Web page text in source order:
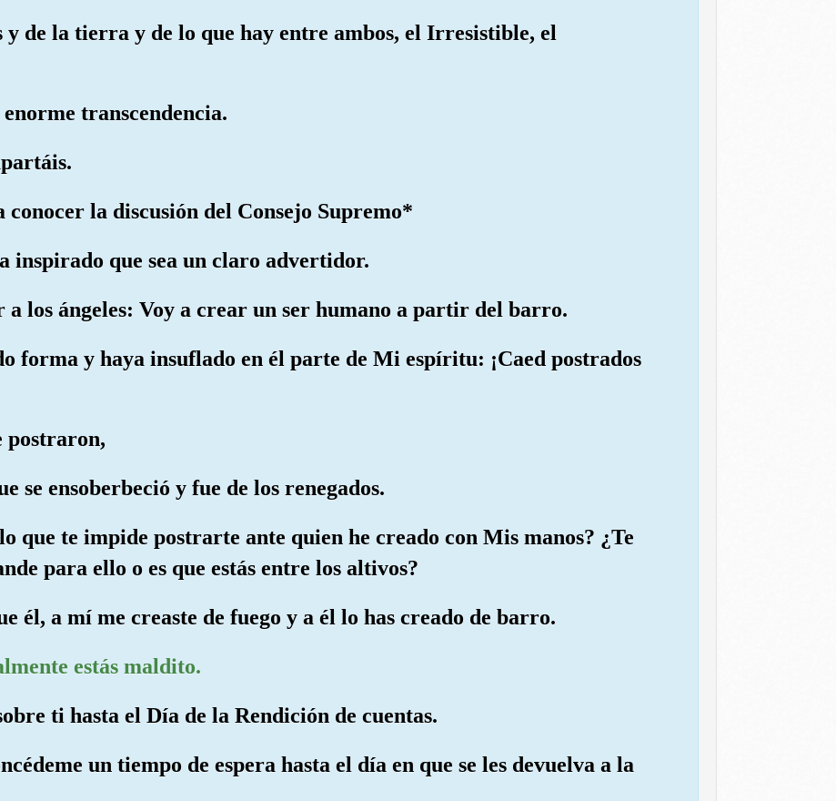
y de la tierra y de lo que hay entre ambos, el Irresistible, el
transcendencia.
conocer la discusión del Consejo Supremo*
inspirado que sea un claro advertidor.
a los ángeles: Voy a crear un ser humano a partir del barro.
forma y haya insuflado en él parte de Mi espíritu: ¡Caed postrados
postraron,
se ensoberbeció y fue de los renegados.
que te impide postrarte ante quien he creado con Mis manos? ¿Te
para ello o es que estás entre los altivos?
él, a mí me creaste de fuego y a él lo has creado de barro.
estás maldito.
ti hasta el Día de la Rendición de cuentas.
un tiempo de espera hasta el día en que se les devuelva a la